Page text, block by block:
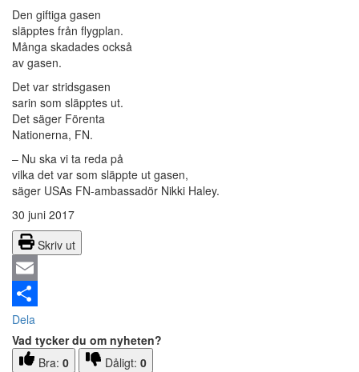
Den giftiga gasen
släpptes från flygplan.
Många skadades också
av gasen.
Det var stridsgasen
sarin som släpptes ut.
Det säger Förenta
Nationerna, FN.
– Nu ska vi ta reda på
vilka det var som släppte ut gasen,
säger USAs FN-ambassadör Nikki Haley.
30 juni 2017
Skriv ut
Email
Dela
Vad tycker du om nyheten?
Bra: 0 Dåligt: 0